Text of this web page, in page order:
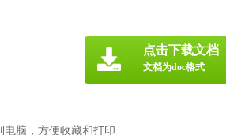
电脑，方便收藏和打印
点击下载文档
文档为doc格式